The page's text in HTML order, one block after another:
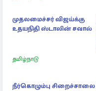
முதலமைச்சர் விஜய்க்கு
உதயநிதி ஸ்டாலின் சவால்
தமிழ்நாடு
நீர்கொழும்பு சிறைச்சாலை